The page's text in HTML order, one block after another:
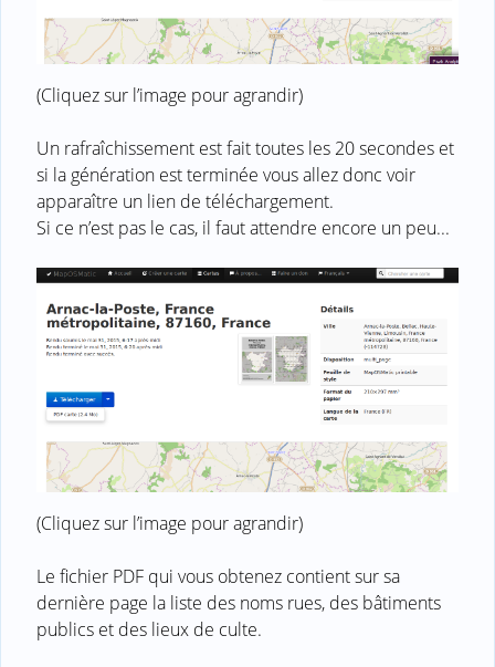
(Cliquez sur l’image pour agrandir)
Un rafraîchissement est fait toutes les 20 secondes et
si la génération est terminée vous allez donc voir
apparaître un lien de téléchargement.
Si ce n’est pas le cas, il faut attendre encore un peu...
(Cliquez sur l’image pour agrandir)
Le fichier PDF qui vous obtenez contient sur sa
dernière page la liste des noms rues, des bâtiments
publics et des lieux de culte.